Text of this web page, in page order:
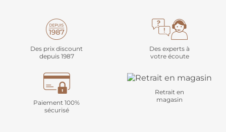
Des prix discount
depuis 1987
Des experts à
votre écoute
Paiement 100%
sécurisé
Retrait en
magasin